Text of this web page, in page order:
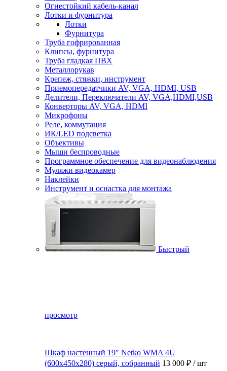
Огнестойкий кабель-канал
Лотки и фурнитура
Лотки
Фурнитура
Труба гофрированная
Клипсы, фурнитура
Труба гладкая ПВХ
Металлорукав
Крепеж, стяжки, инструмент
Приемопередатчики AV, VGA, HDMI, USB
Делители, Переключатели AV, VGA,HDMI,USB
Конверторы AV, VGA, HDMI
Микрофоны
Реле, коммутация
ИК/LED подсветка
Объективы
Мыши беспроводные
Программное обеспечение для видеонаблюдения
Муляжи видеокамер
Наклейки
Инструмент и оснастка для монтажа
Быстрый
просмотр
Шкаф настенный 19″ Netko WMA 4U
(600x450x280) серый, собранный 13 000 ₽ / шт